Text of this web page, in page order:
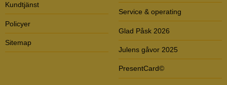
Kundtjänst
Policyer
Sitemap
Service & operating
Glad Påsk 2026
Julens gåvor 2025
PresentCard©